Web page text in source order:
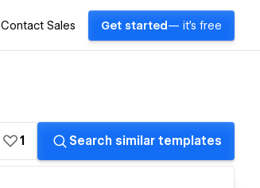
Contact Sales Get started — it's free
1 Search similar templates